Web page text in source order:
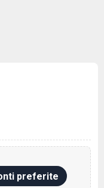
preferite